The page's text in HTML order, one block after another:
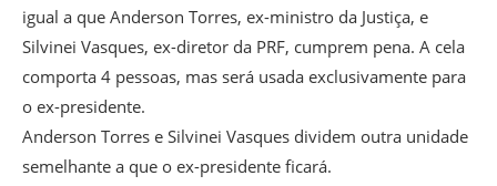
igual a que Anderson Torres, ex-ministro da Justiça, e
Silvinei Vasques, ex-diretor da PRF, cumprem pena. A cela
comporta 4 pessoas, mas será usada exclusivamente para
o ex-presidente.
Anderson Torres e Silvinei Vasques dividem outra unidade
semelhante a que o ex-presidente ficará.